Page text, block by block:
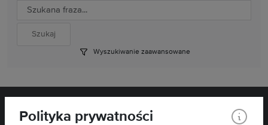
Wyszukiwanie zaawansowane
Polityka prywatności